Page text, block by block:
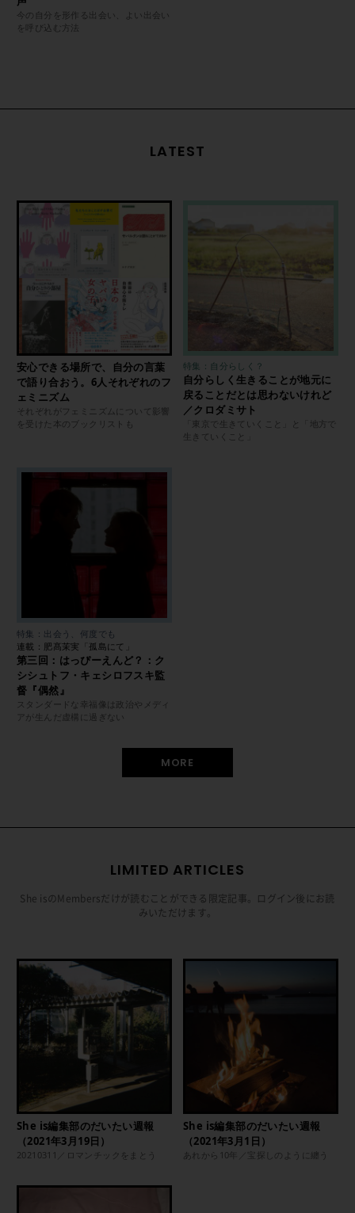
今の自分を形作る出会い、よい出会い
を呼び込む方法
LATEST
安心できる場所で、自分の言葉
で語り合おう。6人それぞれのフ
ェミニズム
それぞれがフェミニズムについて影響
を受けた本のブックリストも
特集：自分らしく？
自分らしく生きることが地元に
戻ることだとは思わないけれど
／クロダミサト
「東京で生きていくこと」と「地方で
生きていくこと」
特集：出会う、何度でも
連載：肥髙茉実「孤島にて」
第三回：はっぴーえんど？：ク
シシュトフ・キェシロフスキ監
督『偶然』
スタンダードな幸福像は政治やメディ
アが生んだ虚構に過ぎない
MORE
LIMITED ARTICLES
She isのMembersだけが読むことができる限定記事。ログイン後にお読
みいただけます。
She is編集部のだいたい週報
（2021年3月19日）
20210311／ロマンチックをまとう
She is編集部のだいたい週報
（2021年3月1日）
あれから10年／宝探しのように纏う